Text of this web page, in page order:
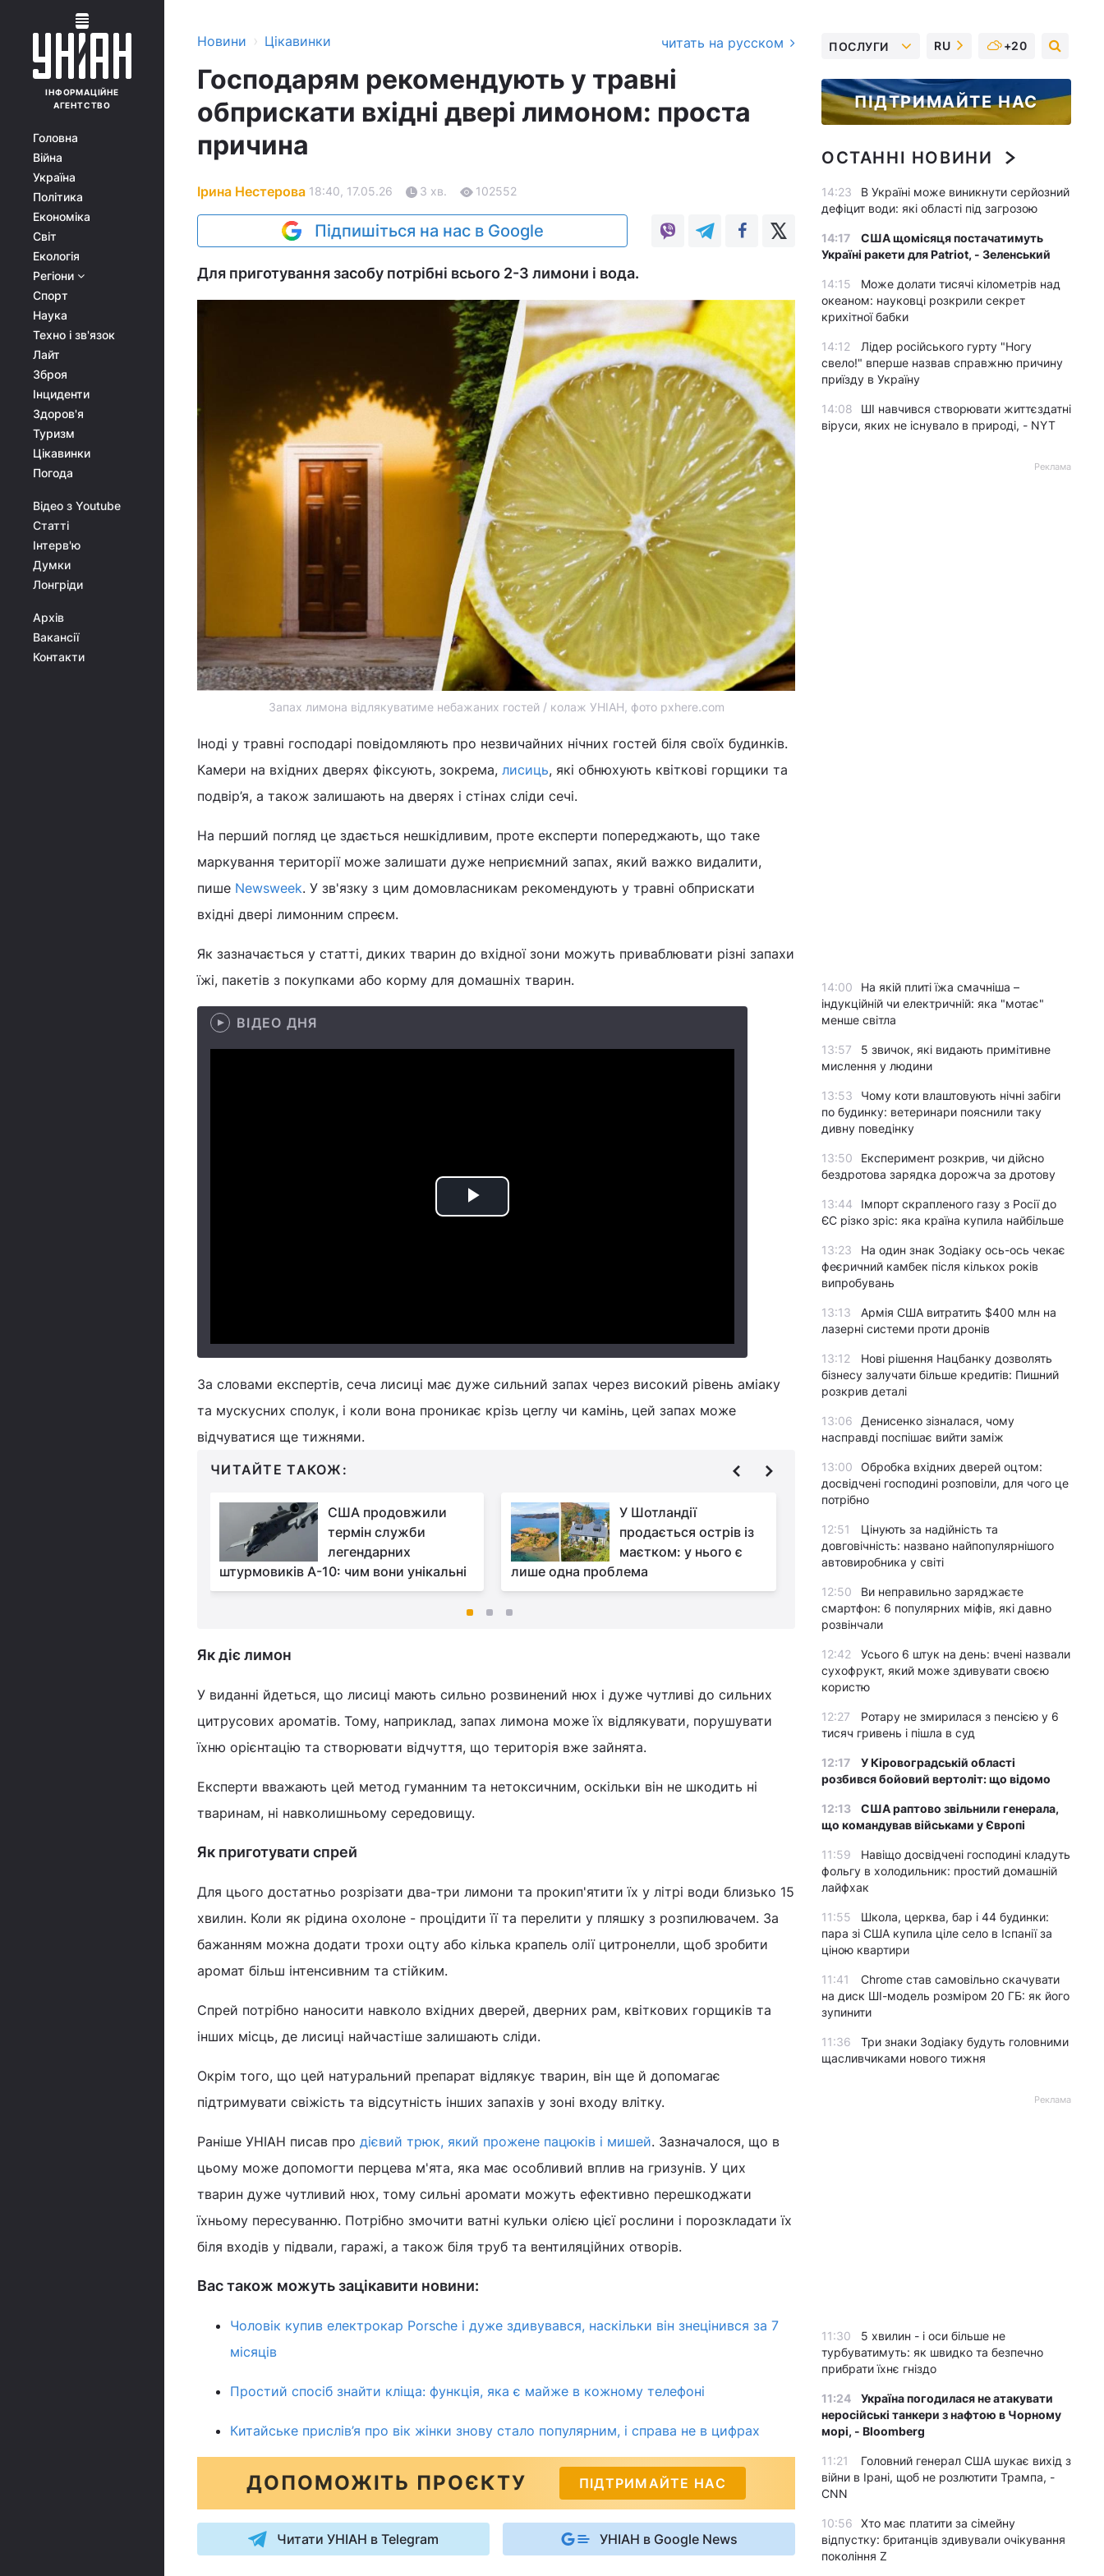
ІНФОРМАЦІЙНЕ
АГЕНТСТВО
Головна
Війна
Україна
Політика
Економіка
Світ
Екологія
Регіони
Спорт
Наука
Техно і зв'язок
Лайт
Зброя
Інциденти
Здоров'я
Туризм
Цікавинки
Погода
Відео з Youtube
Статті
Інтерв'ю
Думки
Лонгріди
Архів
Вакансії
Контакти
Новини › Цікавинки читать на русском
Господарям рекомендують у травні
обприскати вхідні двері лимоном: проста
причина
Ірина Нестерова 18:40, 17.05.26 3 хв. 102552
Підпишіться на нас в Google
Для приготування засобу потрібні всього 2-3 лимони і вода.
Запах лимона відлякуватиме небажаних гостей / колаж УНІАН, фото pxhere.com
Іноді у травні господарі повідомляють про незвичайних нічних гостей біля своїх будинків.
Камери на вхідних дверях фіксують, зокрема, лисиць, які обнюхують квіткові горщики та
подвір’я, а також залишають на дверях і стінах сліди сечі.
На перший погляд це здається нешкідливим, проте експерти попереджають, що таке
маркування території може залишати дуже неприємний запах, який важко видалити,
пише Newsweek. У зв'язку з цим домовласникам рекомендують у травні обприскати
вхідні двері лимонним спреєм.
Як зазначається у статті, диких тварин до вхідної зони можуть приваблювати різні запахи
їжі, пакетів з покупками або корму для домашніх тварин.
ВІДЕО ДНЯ
Play
За словами експертів, сеча лисиці має дуже сильний запах через високий рівень аміаку
та мускусних сполук, і коли вона проникає крізь цеглу чи камінь, цей запах може
відчуватися ще тижнями.
ЧИТАЙТЕ ТАКОЖ:
США продовжили
термін служби
легендарних
штурмовиків A-10: чим вони унікальні
У Шотландії
продається острів із
маєтком: у нього є
лише одна проблема
яку корисну рослини
люди ходять до лісу
навесні
Як діє лимон
У виданні йдеться, що лисиці мають сильно розвинений нюх і дуже чутливі до сильних
цитрусових ароматів. Тому, наприклад, запах лимона може їх відлякувати, порушувати
їхню орієнтацію та створювати відчуття, що територія вже зайнята.
Експерти вважають цей метод гуманним та нетоксичним, оскільки він не шкодить ні
тваринам, ні навколишньому середовищу.
Як приготувати спрей
Для цього достатньо розрізати два-три лимони та прокип'ятити їх у літрі води близько 15
хвилин. Коли як рідина охолоне - процідити її та перелити у пляшку з розпилювачем. За
бажанням можна додати трохи оцту або кілька крапель олії цитронелли, щоб зробити
аромат більш інтенсивним та стійким.
Спрей потрібно наносити навколо вхідних дверей, дверних рам, квіткових горщиків та
інших місць, де лисиці найчастіше залишають сліди.
Окрім того, що цей натуральний препарат відлякує тварин, він ще й допомагає
підтримувати свіжість та відсутність інших запахів у зоні входу влітку.
Раніше УНІАН писав про дієвий трюк, який прожене пацюків і мишей. Зазначалося, що в
цьому може допомогти перцева м'ята, яка має особливий вплив на гризунів. У цих
тварин дуже чутливий нюх, тому сильні аромати можуть ефективно перешкоджати
їхньому пересуванню. Потрібно змочити ватні кульки олією цієї рослини і порозкладати їх
біля входів у підвали, гаражі, а також біля труб та вентиляційних отворів.
Вас також можуть зацікавити новини:
Чоловік купив електрокар Porsche і дуже здивувався, наскільки він знецінився за 7
місяців
Простий спосіб знайти кліща: функція, яка є майже в кожному телефоні
Китайське прислів’я про вік жінки знову стало популярним, і справа не в цифрах
ДОПОМОЖІТЬ ПРОЄКТУ ПІДТРИМАЙТЕ НАС
Читати УНІАН в Telegram УНІАН в Google News
ПОСЛУГИ RU +20
ПІДТРИМАЙТЕ НАС
ОСТАННІ НОВИНИ
14:23
В Україні може виникнути серйозний
дефіцит води: які області під загрозою
14:17
США щомісяця постачатимуть
Україні ракети для Patriot, - Зеленський
14:15
Може долати тисячі кілометрів над
океаном: науковці розкрили секрет
крихітної бабки
14:12
Лідер російського гурту "Ногу
свело!" вперше назвав справжню причину
приїзду в Україну
14:08
ШІ навчився створювати життєздатні
віруси, яких не існувало в природі, - NYT
Реклама
14:00
На якій плиті їжа смачніша –
індукційній чи електричній: яка "мотає"
менше світла
13:57
5 звичок, які видають примітивне
мислення у людини
13:53
Чому коти влаштовують нічні забіги
по будинку: ветеринари пояснили таку
дивну поведінку
13:50
Експеримент розкрив, чи дійсно
бездротова зарядка дорожча за дротову
13:44
Імпорт скрапленого газу з Росії до
ЄС різко зріс: яка країна купила найбільше
13:23
На один знак Зодіаку ось-ось чекає
феєричний камбек після кількох років
випробувань
13:13
Армія США витратить $400 млн на
лазерні системи проти дронів
13:12
Нові рішення Нацбанку дозволять
бізнесу залучати більше кредитів: Пишний
розкрив деталі
13:06
Денисенко зізналася, чому
насправді поспішає вийти заміж
13:00
Обробка вхідних дверей оцтом:
досвідчені господині розповіли, для чого це
потрібно
12:51
Цінують за надійність та
довговічність: названо найпопулярнішого
автовиробника у світі
12:50
Ви неправильно заряджаєте
смартфон: 6 популярних міфів, які давно
розвінчали
12:42
Усього 6 штук на день: вчені назвали
сухофрукт, який може здивувати своєю
користю
12:27
Ротару не змирилася з пенсією у 6
тисяч гривень і пішла в суд
12:17
У Кіровоградській області
розбився бойовий вертоліт: що відомо
12:13
США раптово звільнили генерала,
що командував військами у Європі
11:59
Навіщо досвідчені господині кладуть
фольгу в холодильник: простий домашній
лайфхак
11:55
Школа, церква, бар і 44 будинки:
пара зі США купила ціле село в Іспанії за
ціною квартири
11:41
Chrome став самовільно скачувати
на диск ШІ-модель розміром 20 ГБ: як його
зупинити
11:36
Три знаки Зодіаку будуть головними
щасливчиками нового тижня
Реклама
11:30
5 хвилин - і оси більше не
турбуватимуть: як швидко та безпечно
прибрати їхнє гніздо
11:24
Україна погодилася не атакувати
неросійські танкери з нафтою в Чорному
морі, - Bloomberg
11:21
Головний генерал США шукає вихід з
війни в Ірані, щоб не розлютити Трампа, -
CNN
10:56
Хто має платити за сімейну
відпустку: британців здивували очікування
покоління Z